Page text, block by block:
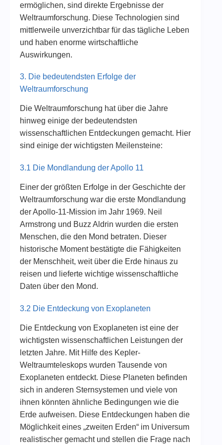
ermöglichen, sind direkte Ergebnisse der
Weltraumforschung. Diese Technologien sind
mittlerweile unverzichtbar für das tägliche Leben
und haben enorme wirtschaftliche
Auswirkungen.
3. Die bedeutendsten Erfolge der
Weltraumforschung
Die Weltraumforschung hat über die Jahre
hinweg einige der bedeutendsten
wissenschaftlichen Entdeckungen gemacht. Hier
sind einige der wichtigsten Meilensteine:
3.1 Die Mondlandung der Apollo 11
Einer der größten Erfolge in der Geschichte der
Weltraumforschung war die erste Mondlandung
der Apollo-11-Mission im Jahr 1969. Neil
Armstrong und Buzz Aldrin wurden die ersten
Menschen, die den Mond betraten. Dieser
historische Moment bestätigte die Fähigkeiten
der Menschheit, weit über die Erde hinaus zu
reisen und lieferte wichtige wissenschaftliche
Daten über den Mond.
3.2 Die Entdeckung von Exoplaneten
Die Entdeckung von Exoplaneten ist eine der
wichtigsten wissenschaftlichen Leistungen der
letzten Jahre. Mit Hilfe des Kepler-
Weltraumteleskops wurden Tausende von
Exoplaneten entdeckt. Diese Planeten befinden
sich in anderen Sternsystemen und viele von
ihnen könnten ähnliche Bedingungen wie die
Erde aufweisen. Diese Entdeckungen haben die
Möglichkeit eines „zweiten Erden“ im Universum
realistischer gemacht und stellen die Frage nach